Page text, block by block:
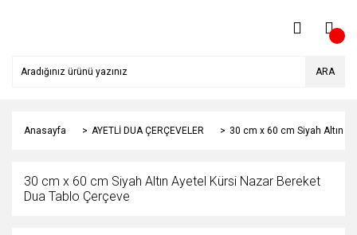
ARA
Anasayfa AYETLİ DUA ÇERÇEVELER 30 cm x 60 cm Siyah Altın
30 cm x 60 cm Siyah Altın Ayetel Kürsi Nazar Bereket
Dua Tablo Çerçeve